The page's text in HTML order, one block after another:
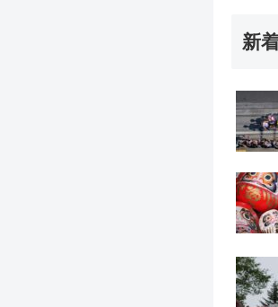
新